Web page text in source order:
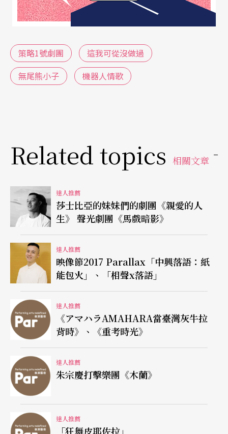
策略1號劇團
這我可從沒做過
無尾熊小子
機器人情歌
Related topics 相關文章
達人推薦
莎士比亞的妹妹們的劇團《親愛的人
生》 聲光劇團《馬戲暗影》
達人推薦
映像節2017 Parallax「中興落語：紙
能包火」、「相聲x落語」
達人推薦
《アマハラAMAHARA當臺灣灰牛拉
背時》、《重考時光》
達人推薦
朱宗慶打擊樂團《木蘭》
達人推薦
「狂舞皮耶佐拉」